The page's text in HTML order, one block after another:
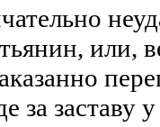
или,
за